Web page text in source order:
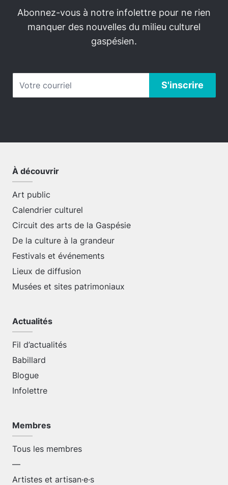
Abonnez-vous à notre infolettre pour ne rien
manquer des nouvelles du milieu culturel
gaspésien.
À découvrir
Art public
Calendrier culturel
Circuit des arts de la Gaspésie
De la culture à la grandeur
Festivals et événements
Lieux de diffusion
Musées et sites patrimoniaux
Actualités
Fil d’actualités
Babillard
Blogue
Infolettre
Membres
Tous les membres
—
Artistes et artisan·e·s